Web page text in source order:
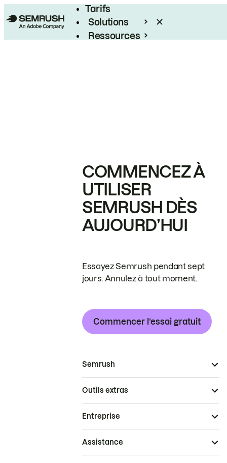
Tarifs
Solutions
Ressources
COMMENCEZ À
UTILISER
SEMRUSH DÈS
AUJOURD’HUI
Essayez Semrush pendant sept
jours. Annulez à tout moment.
Commencer l’essai gratuit
Semrush
Outils extras
Entreprise
Assistance